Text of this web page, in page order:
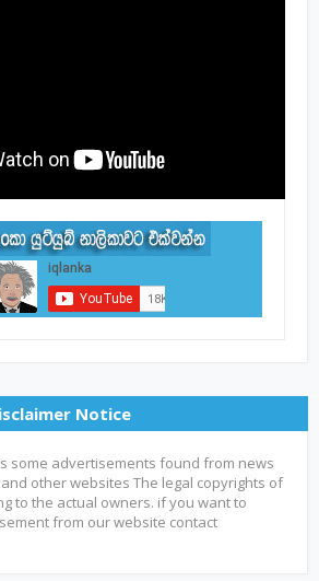
Notice
some advertisements found from news
other websites The legal copyrights of
to the actual owners. if you want to
from our website contact